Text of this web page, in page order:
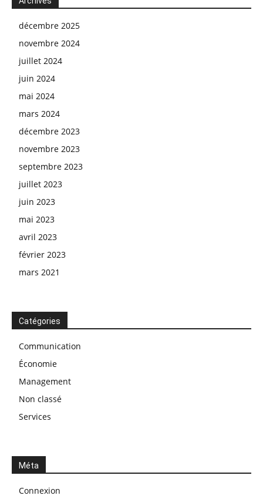
décembre 2025
novembre 2024
juillet 2024
juin 2024
mai 2024
mars 2024
décembre 2023
novembre 2023
septembre 2023
juillet 2023
juin 2023
mai 2023
avril 2023
février 2023
mars 2021
Catégories
Communication
Économie
Management
Non classé
Services
Méta
Connexion